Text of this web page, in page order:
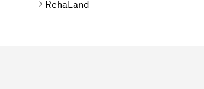
RehaLand